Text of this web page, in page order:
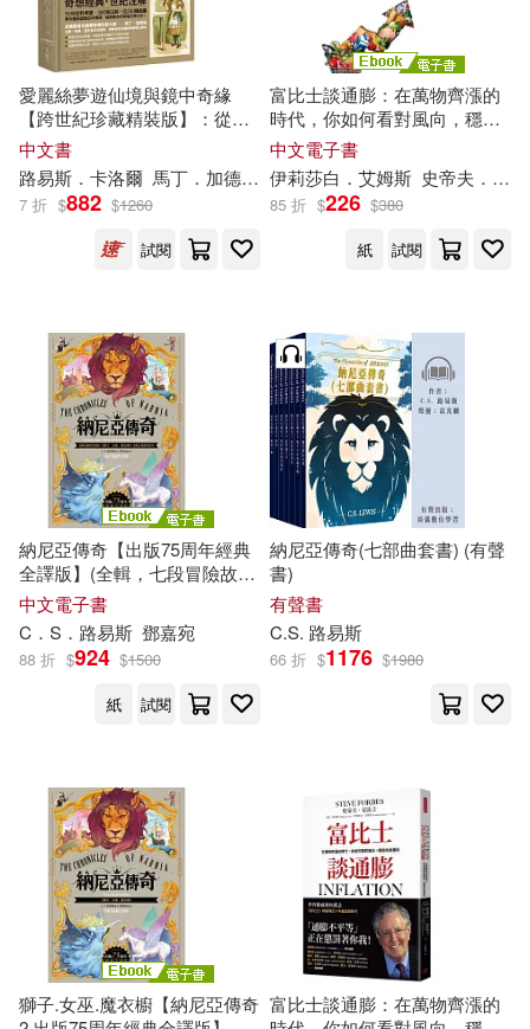
韓妵彛(16)
（意）卡爾維諾(16)
（英）C.S.路易斯(16)
仔縞楽々(15)
付洪亮(14) 秋桜ヒロロ(14)
（德）埃里希·凱斯特納(14)
（日）田中芳樹(14)
(美)吉本斯(13) 南野海風(13)
（德）赫爾曼·黑塞(13)
ダンミル(12) 秋山シノ(12)
赫伯特．喬治．威爾斯(12)
機械工業出版社(98)
崧燁文化(97) 科學出版社(94)
上海人民出版社(89)
外語教學與研究出版社(86)
BR Klassik(85) 時報出版(78)
人民交通出版社(77)
warner music(76)
中信出版社(74)
Eloquence(72)
台灣角川(67)
廣西師範大學出版社(67)
Capriccio(64) 滾石(64)
作者/演唱/譯/編/繪(5)
價格
範圍
-
愛麗絲夢遊仙境與鏡中奇緣
【跨世紀珍藏精裝版】：從不
絕版的西方奇幻經典──完整收
錄科普大師加德納精彩注釋──
中文書
路易斯 ．卡洛爾 馬丁．加德納 馬克．伯斯坦 陳榮彬 彼得‧紐
7 折 $882 $1260
試閱
富比士談通膨：在萬物齊漲的
時代，你如何看對風向，穩穩
布局獲利 (電子書)
中文電子書
伊莉莎白．艾姆斯 史帝夫．富比士
85 折 $226 $380
紙
試閱
納尼亞傳奇【出版75周年經典
全譯版】(全輯，七段冒險故
事) (電子書)
中文電子書
C．S． 路易斯 鄧嘉宛
88 折 $924 $1500
紙
試閱
納尼亞傳奇(七部曲套書) (有聲
書)
有聲書
C.S. 路易斯
66 折 $1176 $1980
獅子.女巫.魔衣櫥【納尼亞傳奇 富比士談通膨：在萬物齊漲的